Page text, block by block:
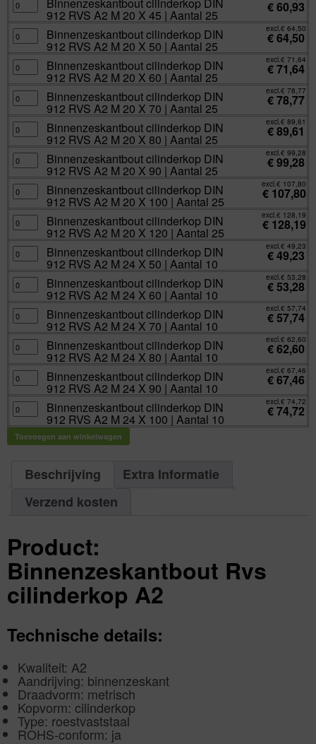
aantal
140
|
25
aantal
A2
M
X
40
|
25
aantal
cilinderkop
DIN
RVS
A2
M
X
45
|
25
aantal
Binnenzeskantbout cilinderkop DIN
912 RVS A2 M 20 X 45 | Aantal 25
€60,93
Binnenzeskantbout
cilinderkop
DIN
RVS
A2
M
X
50
|
25
aantal
Binnenzeskantbout cilinderkop DIN
912 RVS A2 M 20 X 50 | Aantal 25
excl.€ 64,50
€64,50
Binnenzeskantbout
cilinderkop
DIN
RVS
A2
M
X
60
|
25
aantal
Binnenzeskantbout cilinderkop DIN
912 RVS A2 M 20 X 60 | Aantal 25
excl.€ 71,64
€71,64
Binnenzeskantbout
cilinderkop
DIN
RVS
A2
M
X
70
|
25
aantal
Binnenzeskantbout cilinderkop DIN
912 RVS A2 M 20 X 70 | Aantal 25
excl.€ 78,77
€78,77
Binnenzeskantbout
cilinderkop
DIN
RVS
A2
M
X
80
|
25
aantal
Binnenzeskantbout cilinderkop DIN
912 RVS A2 M 20 X 80 | Aantal 25
excl.€ 89,61
€89,61
Binnenzeskantbout
cilinderkop
DIN
RVS
A2
M
X
90
|
25
aantal
Binnenzeskantbout cilinderkop DIN
912 RVS A2 M 20 X 90 | Aantal 25
excl.€ 99,28
€99,28
Binnenzeskantbout
cilinderkop
DIN
RVS
A2
M
X
100
|
25
aantal
Binnenzeskantbout cilinderkop DIN
912 RVS A2 M 20 X 100 | Aantal 25
excl.€ 107,80
€ 107,80
Binnenzeskantbout
cilinderkop
DIN
RVS
A2
M
X
120
|
25
aantal
Binnenzeskantbout cilinderkop DIN
912 RVS A2 M 20 X 120 | Aantal 25
excl.€ 128,19
€ 128,19
Binnenzeskantbout
cilinderkop
DIN
RVS
A2
M
X
50
|
10
aantal
Binnenzeskantbout cilinderkop DIN
912 RVS A2 M 24 X 50 | Aantal 10
excl.€ 49,23
€49,23
Binnenzeskantbout
cilinderkop
DIN
RVS
A2
M
X
60
|
10
aantal
Binnenzeskantbout cilinderkop DIN
912 RVS A2 M 24 X 60 | Aantal 10
excl.€ 53,28
€53,28
Binnenzeskantbout
cilinderkop
DIN
RVS
A2
M
X
70
|
10
aantal
Binnenzeskantbout cilinderkop DIN
912 RVS A2 M 24 X 70 | Aantal 10
excl.€ 57,74
€57,74
Binnenzeskantbout
cilinderkop
DIN
RVS
A2
M
X
80
|
Aantal
10
aantal
Binnenzeskantbout cilinderkop DIN
912 RVS A2 M 24 X 80 | Aantal 10
excl.€ 62,60
€62,60
Binnenzeskantbout
cilinderkop
DIN
RVS
A2
M
24
X
90
aantal
Binnenzeskantbout cilinderkop DIN
912 RVS A2 M 24 X 90 | Aantal 10
excl.€ 67,46
€67,46
Binnenzeskantbout
cilinderkop
DIN
912
RVS
A2
aantal
Binnenzeskantbout cilinderkop DIN
912 RVS A2 M 24 X 100 | Aantal 10
excl.€ 74,72
€74,72
Toevoegen aan winkelwagen
Beschrijving
Extra Informatie
Verzend kosten
Product:
Binnenzeskantbout Rvs
cilinderkop A2
Technische details:
Kwaliteit: A2
Aandrijving: binnenzeskant
Draadvorm: metrisch
Kopvorm: cilinderkop
Type: roestvaststaal
ROHS-conform: ja